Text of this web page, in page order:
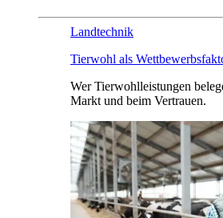
Landtechnik
Tierwohl als
Wer Tierwohlleistungen
Markt und beim Vertrauen.